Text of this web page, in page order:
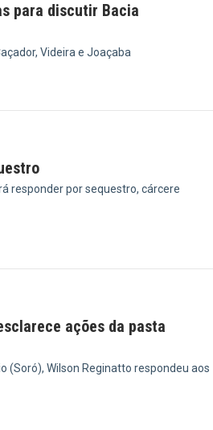
para discutir Bacia
Videira e Joaçaba
responder por sequestro, cárcere
ações da pasta
(Soró), Wilson Reginatto respondeu aos